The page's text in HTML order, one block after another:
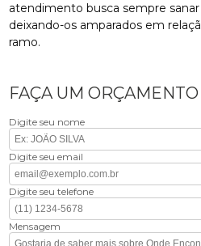
atendimento busca sempre
deixando-os amparados em
ramo.
FAÇA UM ORÇAMENTO
Digite seu nome
Digite seu email
Digite seu telefone
Mensagem